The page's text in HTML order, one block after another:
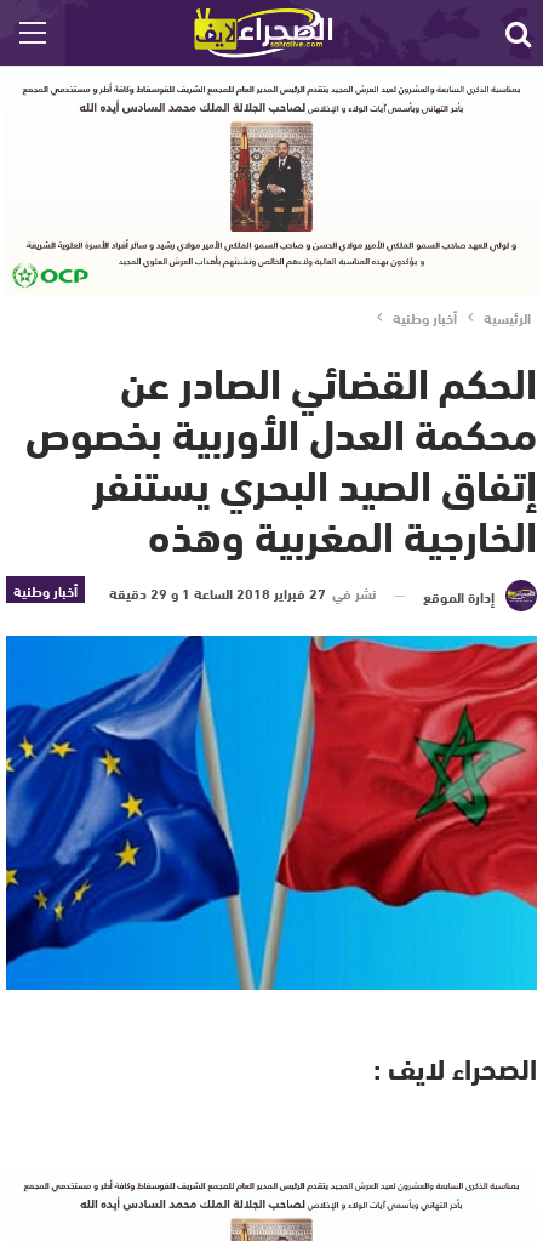
الرئيسية أخبار وطنية
الحكم القضائي الصادر عن
محكمة العدل الأوربية بخصوص
إتفاق الصيد البحري يستنفر
الخارجية المغربية وهذه
أخبار وطنية إدارة الموقع نشر في 27 فبراير 2018 الساعة 1 و 29 دقيقة
الصحراء لايف :